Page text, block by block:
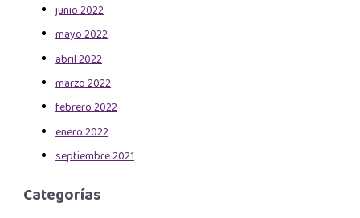
junio 2022
mayo 2022
abril 2022
marzo 2022
febrero 2022
enero 2022
septiembre 2021
Categorías